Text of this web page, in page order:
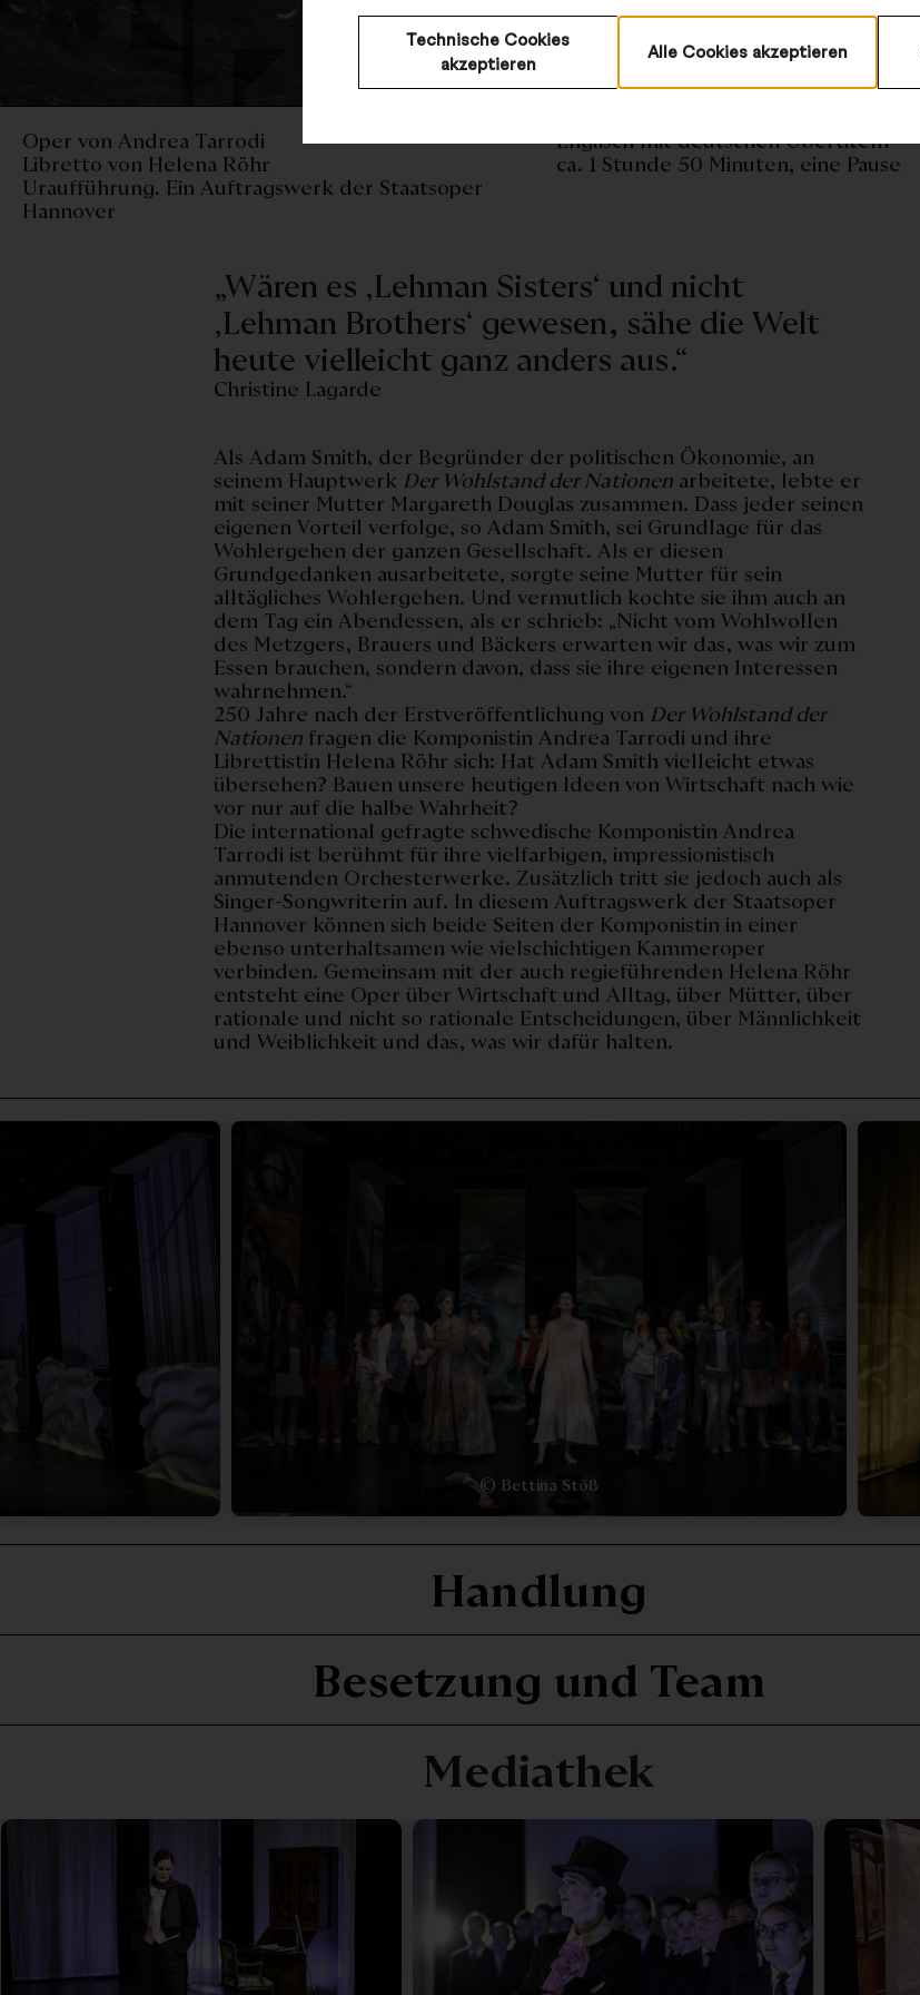
Technische Cookies
akzeptieren
Alle Cookies akzeptieren
© Lamm & Kirch
Oper von Andrea Tarrodi
Libretto von Helena Röhr
Uraufführung. Ein Auftragswerk der Staatsoper
Hannover
Englisch mit deutschen Übertiteln
ca. 1 Stunde 50 Minuten, eine Pause
„Wären es ‚Lehman Sisters‘ und nicht
‚Lehman Brothers‘ gewesen, sähe die Welt
heute vielleicht ganz anders aus.“
Christine Lagarde
Als Adam Smith, der Begründer der politischen Ökonomie, an
seinem Hauptwerk Der Wohlstand der Nationen arbeitete, lebte er
mit seiner Mutter Margareth Douglas zusammen. Dass jeder seinen
eigenen Vorteil verfolge, so Adam Smith, sei Grundlage für das
Wohlergehen der ganzen Gesellschaft. Als er diesen
Grundgedanken ausarbeitete, sorgte seine Mutter für sein
alltägliches Wohlergehen. Und vermutlich kochte sie ihm auch an
dem Tag ein Abendessen, als er schrieb: „Nicht vom Wohlwollen
des Metzgers, Brauers und Bäckers erwarten wir das, was wir zum
Essen brauchen, sondern davon, dass sie ihre eigenen Interessen
wahrnehmen.“
250 Jahre nach der Erstveröffentlichung von Der Wohlstand der
Nationen fragen die Komponistin Andrea Tarrodi und ihre
Librettistin Helena Röhr sich: Hat Adam Smith vielleicht etwas
übersehen? Bauen unsere heutigen Ideen von Wirtschaft nach wie
vor nur auf die halbe Wahrheit?
Die international gefragte schwedische Komponistin Andrea
Tarrodi ist berühmt für ihre vielfarbigen, impressionistisch
anmutenden Orchesterwerke. Zusätzlich tritt sie jedoch auch als
Singer-Songwriterin auf. In diesem Auftragswerk der Staatsoper
Hannover können sich beide Seiten der Komponistin in einer
ebenso unterhaltsamen wie vielschichtigen Kammeroper
verbinden. Gemeinsam mit der auch regieführenden Helena Röhr
entsteht eine Oper über Wirtschaft und Alltag, über Mütter, über
rationale und nicht so rationale Entscheidungen, über Männlichkeit
und Weiblichkeit und das, was wir dafür halten.
© Bettina Stöß
Handlung
Besetzung und Team
Mediathek